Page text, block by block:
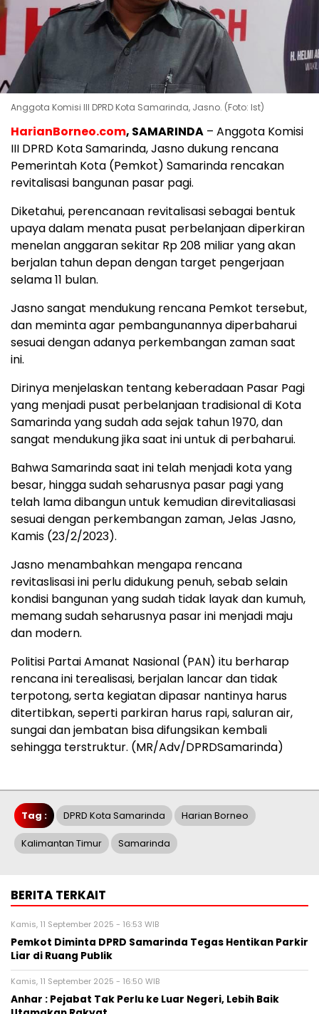
Anggota Komisi III DPRD Kota Samarinda, Jasno. (Foto: Ist)
HarianBorneo.com, SAMARINDA – Anggota Komisi
III DPRD Kota Samarinda, Jasno dukung rencana
Pemerintah Kota (Pemkot) Samarinda rencakan
revitalisasi bangunan pasar pagi.
Diketahui, perencanaan revitalisasi sebagai bentuk
upaya dalam menata pusat perbelanjaan diperkiran
menelan anggaran sekitar Rp 208 miliar yang akan
berjalan tahun depan dengan target pengerjaan
selama 11 bulan.
Jasno sangat mendukung rencana Pemkot tersebut,
dan meminta agar pembangunannya diperbaharui
sesuai dengan adanya perkembangan zaman saat
ini.
Dirinya menjelaskan tentang keberadaan Pasar Pagi
yang menjadi pusat perbelanjaan tradisional di Kota
Samarinda yang sudah ada sejak tahun 1970, dan
sangat mendukung jika saat ini untuk di perbaharui.
Bahwa Samarinda saat ini telah menjadi kota yang
besar, hingga sudah seharusnya pasar pagi yang
telah lama dibangun untuk kemudian direvitaliasasi
sesuai dengan perkembangan zaman, Jelas Jasno,
Kamis (23/2/2023).
Jasno menambahkan mengapa rencana
revitaslisasi ini perlu didukung penuh, sebab selain
kondisi bangunan yang sudah tidak layak dan kumuh,
memang sudah seharusnya pasar ini menjadi maju
dan modern.
Politisi Partai Amanat Nasional (PAN) itu berharap
rencana ini terealisasi, berjalan lancar dan tidak
terpotong, serta kegiatan dipasar nantinya harus
ditertibkan, seperti parkiran harus rapi, saluran air,
sungai dan jembatan bisa difungsikan kembali
sehingga terstruktur. (MR/Adv/DPRDSamarinda)
Tag : DPRD Kota Samarinda Harian Borneo
Kalimantan Timur Samarinda
BERITA TERKAIT
Kamis, 11 September 2025 - 16:53 WIB
Pemkot Diminta DPRD Samarinda Tegas Hentikan Parkir
Liar di Ruang Publik
Kamis, 11 September 2025 - 16:50 WIB
Anhar : Pejabat Tak Perlu ke Luar Negeri, Lebih Baik